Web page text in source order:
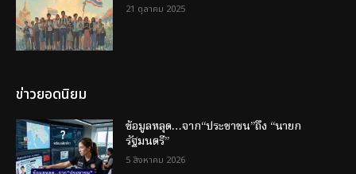
21 ตุลาคม 2025
ข่าวยอดนิยม
ข้อมูลหลุด…จาก“ประชาชน”ถึง “นายก
รัฐมนตรี”
5 สิงหาคม 2026